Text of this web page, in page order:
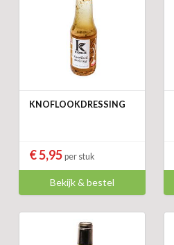
KNOFLOOKDRESSING
€ 5,95 per stuk
Bekijk & bestel